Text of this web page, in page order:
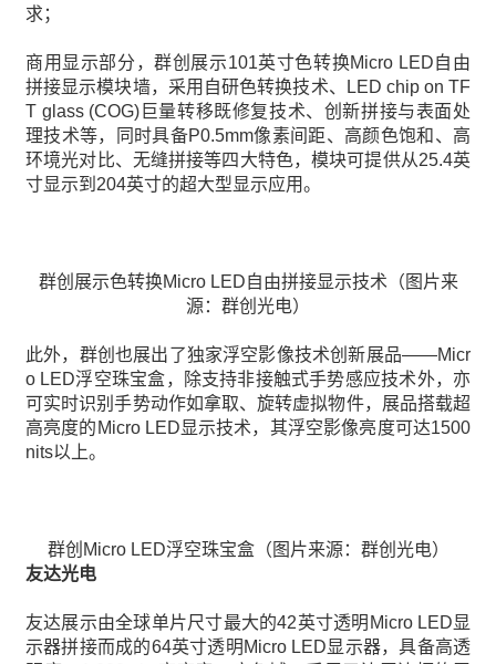
求；
商用显示部分，群创展示101英寸色转换Micro LED自由
拼接显示模块墙，采用自研色转换技术、LED chip on TF
T glass (COG)巨量转移既修复技术、创新拼接与表面处
理技术等，同时具备P0.5mm像素间距、高颜色饱和、高
环境光对比、无缝拼接等四大特色，模块可提供从25.4英
寸显示到204英寸的超大型显示应用。
群创展示色转换Micro LED自由拼接显示技术（图片来
源：群创光电）
此外，群创也展出了独家浮空影像技术创新展品——Micr
o LED浮空珠宝盒，除支持非接触式手势感应技术外，亦
可实时识别手势动作如拿取、旋转虚拟物件，展品搭载超
高亮度的Micro LED显示技术，其浮空影像亮度可达1500
nits以上。
群创Micro LED浮空珠宝盒（图片来源：群创光电）
友达光电
友达展示由全球单片尺寸最大的42英寸透明Micro LED显
示器拼接而成的64英寸透明Micro LED显示器，具备高透